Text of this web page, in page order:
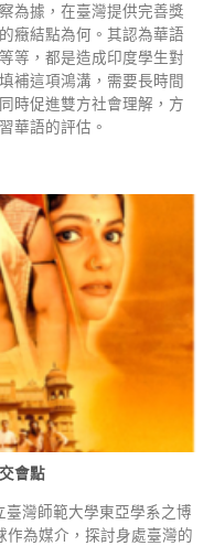
為據，在臺灣提供完善獎
癥結點為何。其認為華語
等，都是造成印度學生對
補這項鴻溝，需要長時間
時促進雙方社會理解，方
華語的評估。
會點
灣師範大學東亞學系之博
為媒介，探討身處臺灣的